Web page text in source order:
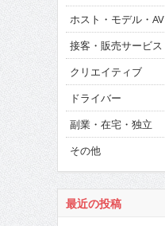
ホスト・モデル・AV
接客・販売サービス
クリエイティブ
ドライバー
副業・在宅・独立
その他
最近の投稿